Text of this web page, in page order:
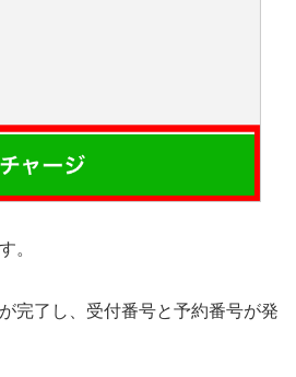
。
完了し、受付番号と予約番号が発